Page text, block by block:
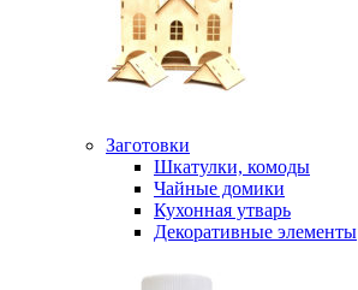
Заготовки
Шкатулки, комоды
Чайные домики
Кухонная утварь
Декоративные элементы